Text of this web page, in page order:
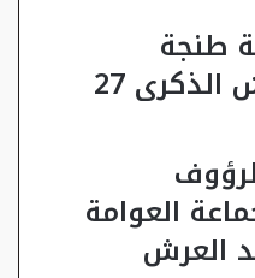
طنجة
27
العوامة
العرش